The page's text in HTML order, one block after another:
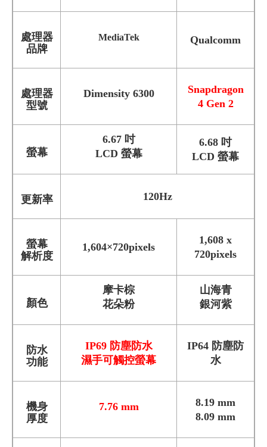
處理器
品牌
MediaTek Qualcomm
處理器
型號
Dimensity 6300
Snapdragon
4 Gen 2
螢幕
6.67 吋
LCD 螢幕
6.68 吋
LCD 螢幕
更新率 120Hz
螢幕
解析度
1,604×720pixels
1,608 x
720pixels
顏色
摩卡棕
花朵粉
山海青
銀河紫
防水
功能
IP69 防塵防水
濕手可觸控螢幕
IP64 防塵防
水
機身
厚度
7.76 mm
8.19 mm
8.09 mm